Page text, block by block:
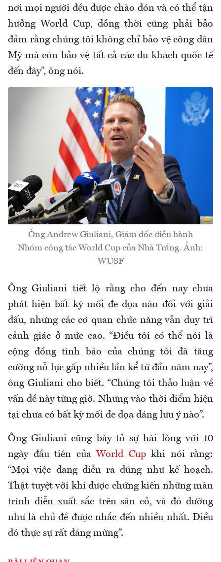
nơi mọi người đều được chào đón và có thể tận
hưởng World Cup, đồng thời cũng phải bảo
đảm rằng chúng tôi không chỉ bảo vệ công dân
Mỹ mà còn bảo vệ tất cả cácdu khách quốc tế
đến đây”, ông nói.
Ông Andrew Giuliani, Giám đốc điều hành
Nhóm công tác World Cup của Nhà Trắng. Ảnh:
WUSF
Ông Giuliani tiết lộ rằng cho đến nay chưa
phát hiện bất kỳ mối đe dọa nào đối với giải
đấu, nhưng các cơ quan chức năng vẫn duy trì
cảnh giácở mức cao. “Điều tôi có thể nói là
cộng đồng tình báo của chúng tôi đã tăng
cường nỗ lực gấp nhiều lần kể từ đầu năm nay”,
ông Giuliani cho biết. “Chúng tôi thảo luận về
vấn đề này từng giờ. Nhưng vào thời điểm hiện
tại chưa có bất kỳ mối đe dọa đáng lưu ý nào”.
Ông Giuliani cũng bày tỏ sự hài lòng với 10
ngày đầu tiên của World Cupkhi nói rằng:
“Mọi việc đang diễn ra đúng như kế hoạch.
Thật tuyệt vời khi được chứng kiến những màn
trình diễn xuất sắc trên sân cỏ, và đó dường
như là chủ đề được nhắc đến nhiều nhất. Điều
đó thực sự rất đáng mừng”.